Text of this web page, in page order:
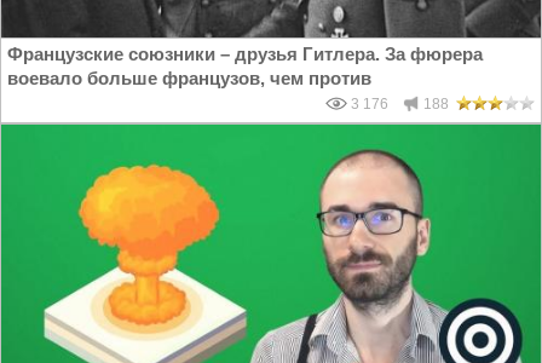
Французские союзники – друзья Гитлера. За фюрера
воевало больше французов, чем против
3 176 188